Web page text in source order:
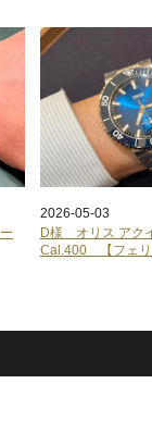
2026-05-03
D様 オリス アク
Cal.400 【フェリ